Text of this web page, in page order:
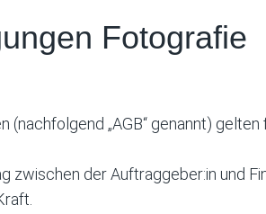
Fotografie
„AGB“ genannt)
zwischen der Auftraggeber:in und